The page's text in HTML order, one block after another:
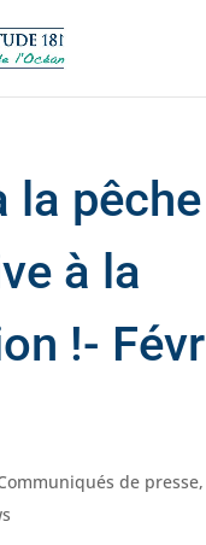
la pêche
à la
!-
de presse,